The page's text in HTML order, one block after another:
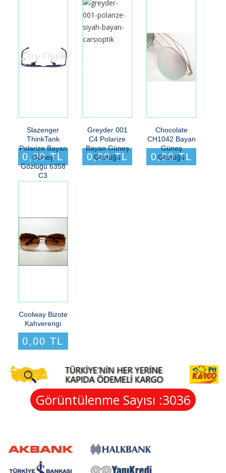
Slazenger
ThinkTank
Polarize Bayan
Güneş
Gözlüğü 6358
C3
0,00 TL
Greyder 001
C4 Polarize
Bayan Güneş
Gözlüğü
0,00 TL
Chocolate
CH1042 Bayan
Güneş
Gözlüğü
0,00 TL
Coolway Bizote
Kahverengi
0,00 TL
Görüntülenme Sayısı :3036